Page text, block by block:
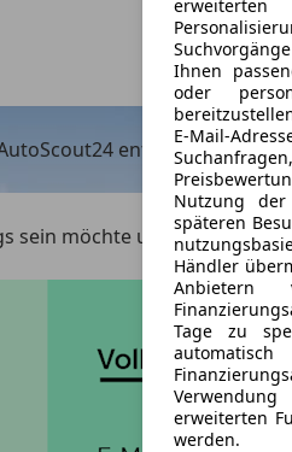
Ihnen
oder
E-Mail-
Nutzung
späteren
Händler
Tage zu
erweiterten
werden.
entdecken
sein möchte und